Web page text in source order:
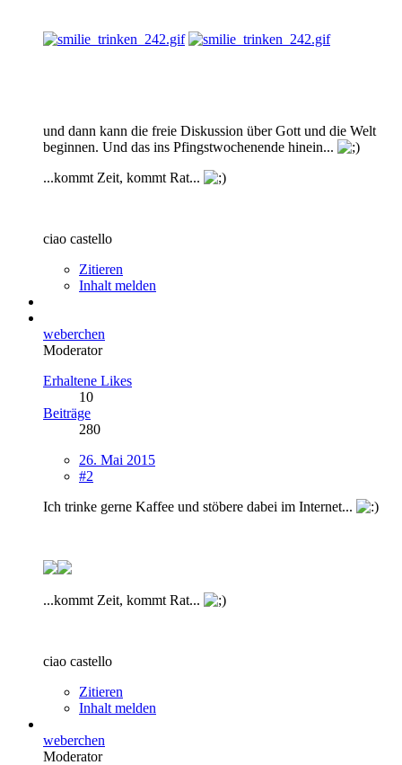
und dann kann die freie Diskussion über Gott und die Welt
beginnen. Und das ins Pfingstwochenende hinein...
...kommt Zeit, kommt Rat...
ciao castello
Zitieren
Inhalt melden
weberchen
Moderator
Erhaltene Likes
10
Beiträge
280
26. Mai 2015
#2
Ich trinke gerne Kaffee und stöbere dabei im Internet...
...kommt Zeit, kommt Rat...
ciao castello
Zitieren
Inhalt melden
weberchen
Moderator